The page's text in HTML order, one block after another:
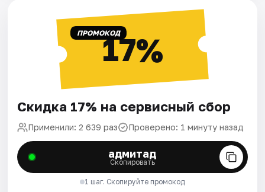
ПРОМОКОД17%
Скидка 17% на сервисный сбор
Применили: 2 639 раз Проверено: 1 минуту назад
адмитад
Скопировать
1 шаг. Скопируйте промокод